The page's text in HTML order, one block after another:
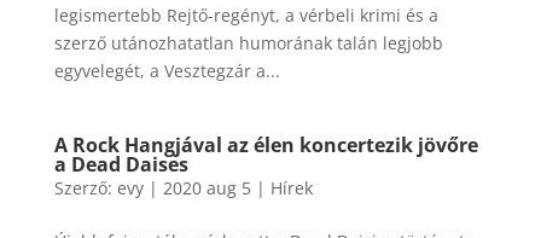
legismertebb Rejtő-regényt, a vérbeli krimi és a
szerző utánozhatatlan humorának talán legjobb
egyvelegét, a Vesztegzár a...
​A Rock Hangjával az élen koncertezik jövőre
a Dead Daises
Szerző: evy| 2020 aug 5| Hírek